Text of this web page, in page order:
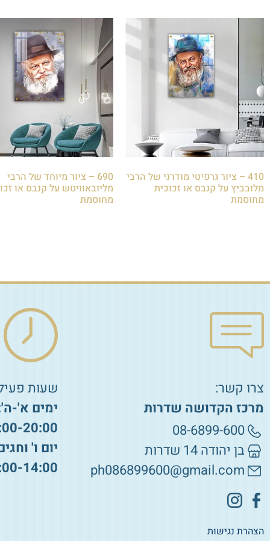
410 – ציור גרפיטי מודרני של הרבי
מלובביץ על קנבס או זכוכית
מחוסמת
690 – ציור מיוחד של הרבי
מליובאוויטש על קנבס או
מחוסמת
צרו קשר:
מרכז הקדושה שדרות
08-6899-600
בן יהודה 14 שדרות
ph086899600@gmail.com
הצהרת נגישות
שעות
ימים א'-
20:00
יום ו'
14:00